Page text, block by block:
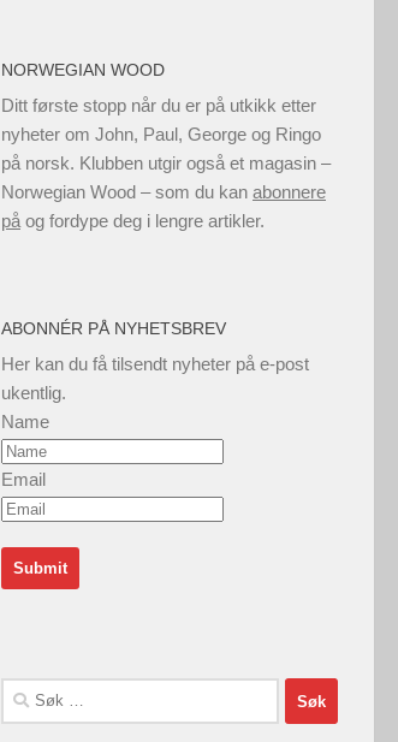
NORWEGIAN WOOD
Ditt første stopp når du er på utkikk etter
nyheter om John, Paul, George og Ringo
på norsk. Klubben utgir også et magasin –
Norwegian Wood – som du kan abonnere
på og fordype deg i lengre artikler.
ABONNÉR PÅ NYHETSBREV
Her kan du få tilsendt nyheter på e-post
ukentlig.
Name
Email
Søk
etter: